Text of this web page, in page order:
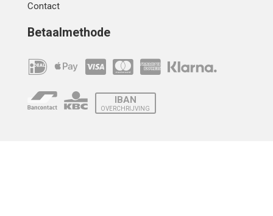
Contact
Betaalmethode
IBAN
OVERCHRIJVING